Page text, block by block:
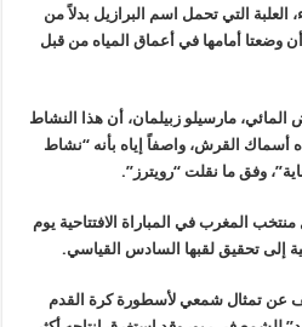
العلبة التي تحمل اسم البرازيل بدلاً من
وضعتا أمامها في أعماق المياه من قبل
مارسيلو زبيلمان، أن هذا النشاط
أسماك القرش، واصفاً إياه بأنه “نشاط
وفق ما نقلت “رويترز”.
المغرب في المباراة الافتتاحية يوم
عن تمثال شمعي لأسطورة كرة القدم